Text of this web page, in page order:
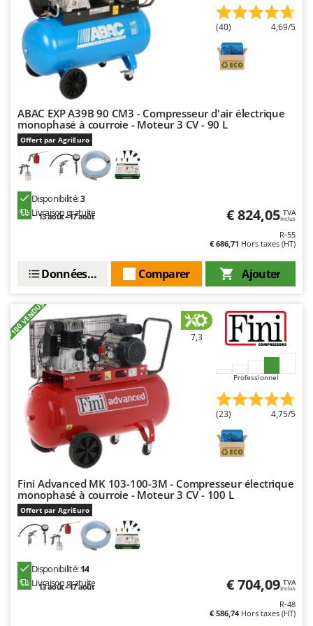
Master
Mastercook
Masterpro
McCulloch
MCH
Michelin
Mille
Minox
Mockmill
More than chef
MOSA
MTD
N
New O.M.R.A.
Nilfisk
Ninja
Novatec
Novital
NuAir
NuovaFac
O
Officine Savioli
Oliviero
Olix
OMA
Omas
Ompagrill
(40) 4,69/5
ABAC EXP A39B 90 CM3 - Compresseur d'air électrique
monophasé à courroie - Moteur 3 CV - 90 L
Offert par AgriEuro
Disponibilité:3
Livraison gratuite
13 août - 17 août € 824,05 TVA
Inclus
R-55
€ 686,71 Hors taxes (HT)
Ajouter
Comparer
Données techniques
+100 VENDUS 7,3
Professionnel
(23) 4,75/5
Fini Advanced MK 103-100-3M - Compresseur électrique
monophasé à courroie - Moteur 3 CV - 100 L
Offert par AgriEuro
Disponibilité:14
Livraison gratuite
13 août - 17 août € 704,09 TVA
Inclus
R-48
€ 586,74Hors taxes (HT)